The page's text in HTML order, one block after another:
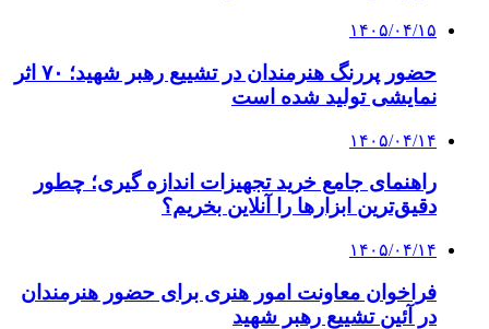
۱۴۰۵/۰۴/۱۵
حضور پررنگ هنرمندان در تشییع رهبر شهید؛ ۷۰ اثر
نمایشی تولید شده است
۱۴۰۵/۰۴/۱۴
راهنمای جامع خرید تجهیزات اندازه گیری؛ چطور
دقیق‌ترین ابزارها را آنلاین بخریم؟
۱۴۰۵/۰۴/۱۴
فراخوان معاونت امور هنری برای حضور هنرمندان
در آئین تشییع رهبر شهید